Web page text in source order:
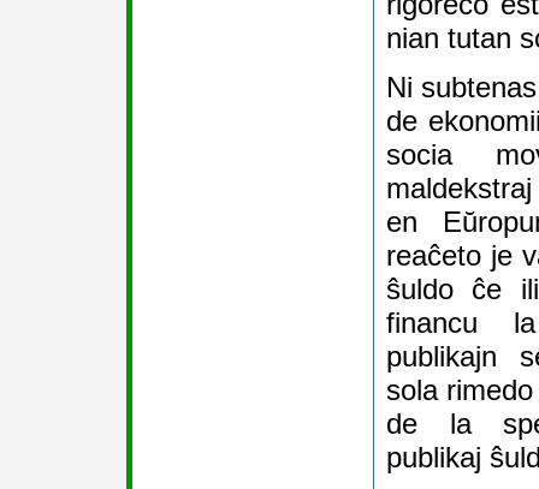
nian tutan
Ni
de
socia
en
reaĉeto je
ŝuldo ĉe
financu
publikajn
sola
de la
publikaj